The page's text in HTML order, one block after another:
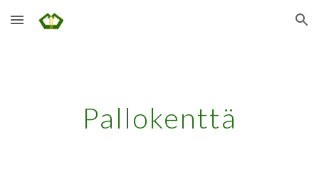
Skip to main content Skip to navigation
Pallokenttä